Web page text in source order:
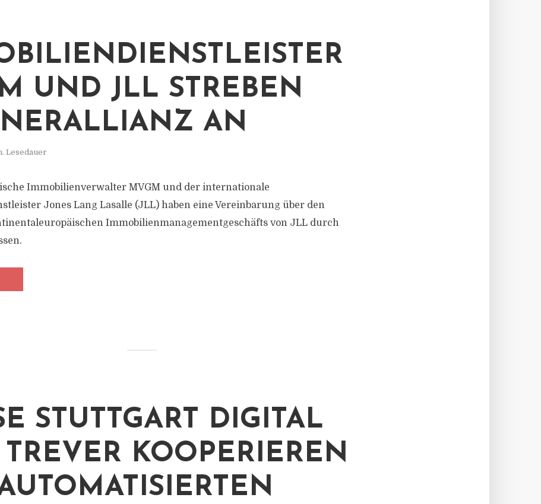
UND JLL STREBEN
AN
Lesedauer
Immobilienverwalter MVGM und der internationale
Jones Lang Lasalle (JLL) haben eine Vereinbarung über den
Immobilienmanagementgeschäfts von JLL durch
STUTTGART DIGITAL
KOOPERIEREN